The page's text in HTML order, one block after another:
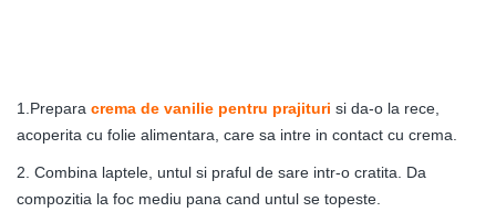
1.Prepara crema de vanilie pentru prajituri si da-o la rece,
acoperita cu folie alimentara, care sa intre in contact cu crema.
2. Combina laptele, untul si praful de sare intr-o cratita. Da
compozitia la foc mediu pana cand untul se topeste.